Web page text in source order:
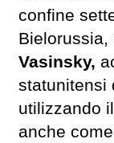
confine
Bielorussia,
Vasinsky,
statunitensi
utilizzando
anche